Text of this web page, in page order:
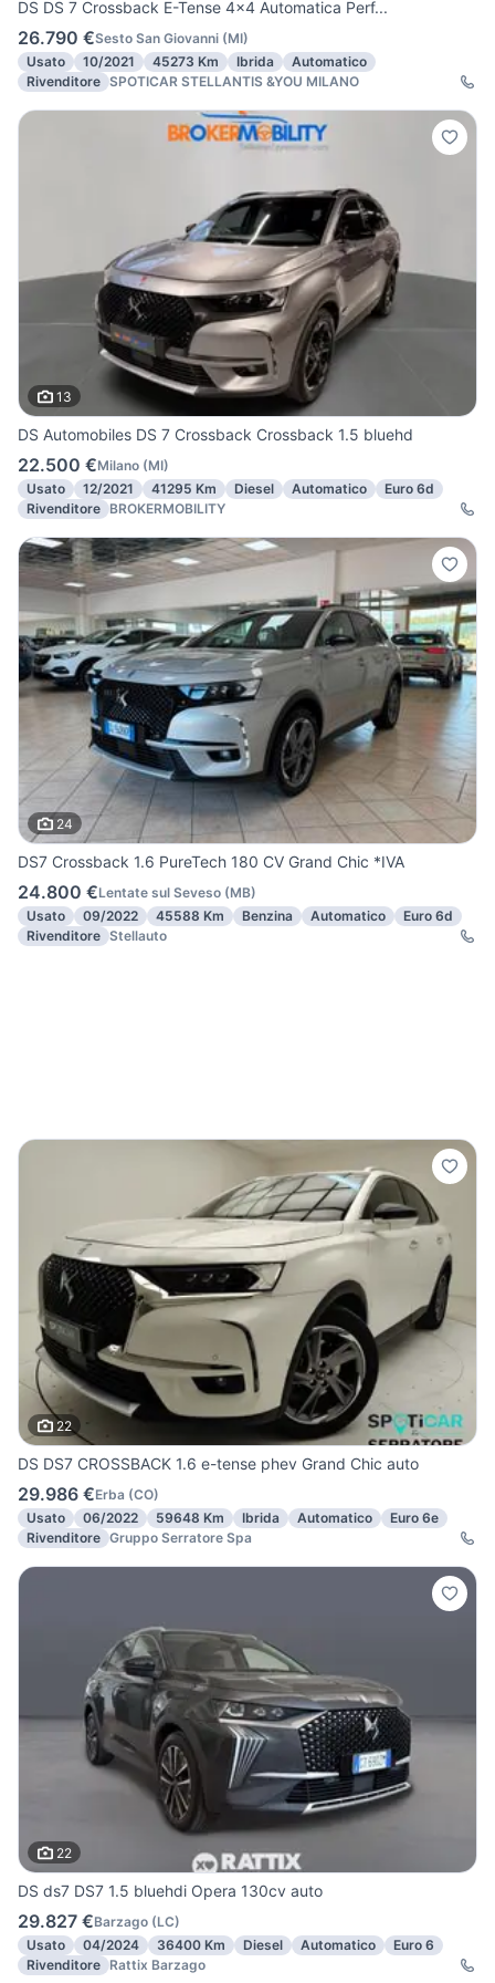
DS DS 7 Crossback E-Tense 4x4 Automatica Perf...
26.790 €Sesto San Giovanni (MI)
Usato
10/2021 45273 Km Ibrida
Automatico
Rivenditore SPOTICAR STELLANTIS &YOU MILANO
13
DS Automobiles DS 7 Crossback Crossback 1.5 bluehd
22.500 €Milano (MI)
Usato
12/2021 41295 Km Diesel Automatico
Euro 6d
Rivenditore BROKERMOBILITY
24
DS7 Crossback 1.6 PureTech 180 CV Grand Chic *IVA
24.800 €Lentate sul Seveso (MB)
Usato
09/2022 45588 Km Benzina Automatico
Euro 6d
Rivenditore Stellauto
22
DS DS7 CROSSBACK 1.6 e-tense phev Grand Chic auto
29.986 €Erba (CO)
Usato
06/2022 59648 Km Ibrida Automatico
Euro 6e
Rivenditore Gruppo Serratore Spa
22
DS ds7 DS7 1.5 bluehdi Opera 130cv auto
29.827 €Barzago (LC)
Usato
04/2024 36400 Km Diesel Automatico
Euro 6
Rivenditore Rattix Barzago